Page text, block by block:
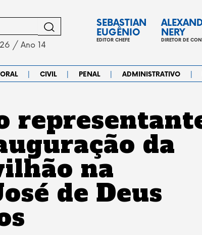
/ Ano 14
SEBASTIAN
EUGÊNIO
EDITOR CHEFE
NERY
DIRETOR DE
| CIVIL | PENAL | ADMINISTRATIVO |
da
na
de Deus